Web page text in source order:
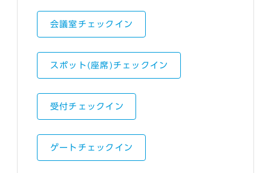
会議室チェックイン
スポット(座席)チェックイン
受付チェックイン
ゲートチェックイン